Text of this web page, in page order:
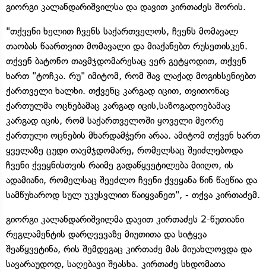
გიორგი კალანდარიშვილსა და დავით კირთაძეს შორის.
"თქვენი ხელით ჩვენს საქართველოს, ჩვენს მომავალ
თაობას წაართვით მომავალი და მიაქანებთ რუსეთისკენ.
თქვენ ბატონო თავმჯდომარესაც ვერ გეტყოდით, თქვენ
ხართ "ტოჩკა. რუ" იმიტომ, რომ შავ ლაქად მოგიხსენიებთ
ქართველი ხალხი. თქვენც კარგად იცით, თვითონაც
ქართულმა ოცნებამაც კარგად იცის,საზოგადოებამაც
კარგად იცის, რომ საქართველოში ყოველი მეორე
ქართული ოცნების მხარდამჭერი არაა. ამიტომ თქვენ ხართ
ყველაზე ცუდი თავმჯდომარე, რომელსაც შეიძლებოდა
ჩვენი ქვეყნისთვის რაიმე გადაწყვეტილება მიიღო, ის
ადამიანი, რომელსაც შეეძლო ჩვენი ქვეყანა წინ წაეწია და
სამწუხაროდ სულ უკუსვლით წაიყვანეთ", - თქვა კირთაძემ.
გიორგი კალანდარიშვილმა დავით კირთაძეს 2-წუთიანი
რეგლამენტის დარღვევაზე მიუთითა და სიტყვა
შეაწყვეტინა, რის შემდეგაც კირთაძე მას მიუახლოვდა და
სავარაუდოდ, საღებავი შეასხა. კირთაძე სხდომათა